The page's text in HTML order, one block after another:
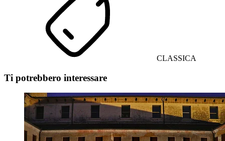
CLASSICA
Ti potrebbero interessare